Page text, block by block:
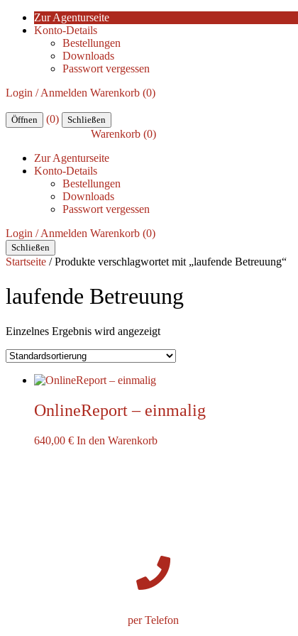
Zur Agenturseite
Konto-Details
Bestellungen
Downloads
Passwort vergessen
Login / Anmelden Warenkorb (0)
Öffnen (0) Schließen
Warenkorb (0)
Zur Agenturseite
Konto-Details
Bestellungen
Downloads
Passwort vergessen
Login / Anmelden Warenkorb (0)
Schließen
Startseite / Produkte verschlagwortet mit „laufende Betreuung“
laufende Betreuung
Einzelnes Ergebnis wird angezeigt
OnlineReport – einmalig
640,00 € In den Warenkorb
per Telefon